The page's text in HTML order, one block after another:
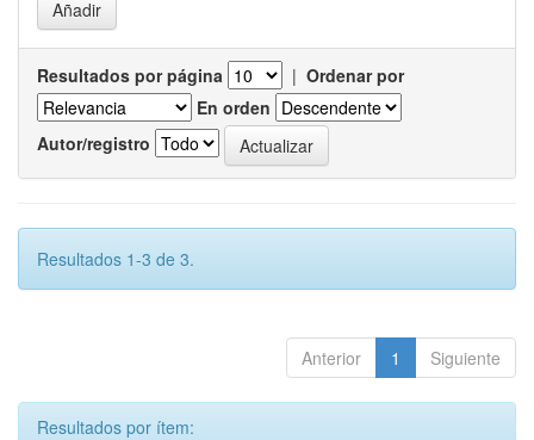
Resultados por página | Ordenar por
En orden
Autor/registro
Resultados 1-3 de 3.
Anterior 1 Siguiente
Resultados por ítem: